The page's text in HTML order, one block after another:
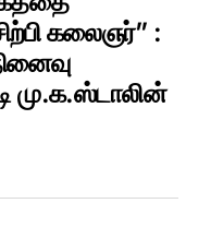
கலைஞர்” :
மு.க.ஸ்டாலின்